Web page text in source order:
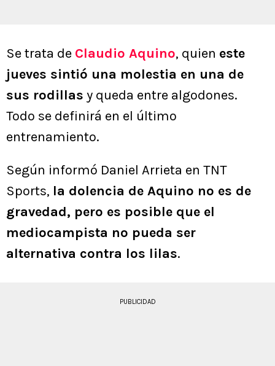
Se trata de Claudio Aquino, quien este
jueves sintió una molestia en una de
sus rodillas y queda entre algodones.
Todo se definirá en el último
entrenamiento.
Según informó Daniel Arrieta en TNT
Sports, la dolencia de Aquino no es de
gravedad, pero es posible que el
mediocampista no pueda ser
alternativa contra los lilas.
PUBLICIDAD